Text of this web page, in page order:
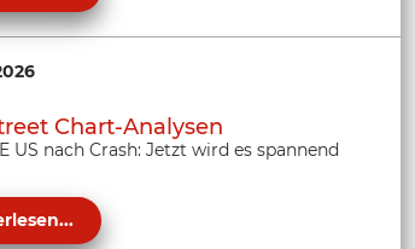
Chart-Analysen
US nach Crash: Jetzt wird es spannend